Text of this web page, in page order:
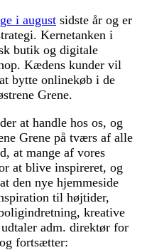
i august sidste år og er
Kernetanken i
butik og digitale
Kædens kunder vil
bytte onlinekøb i de
Grene.
at handle hos os, og
Grene på tværs af alle
at mange af vores
at blive inspireret, og
den nye hjemmeside
til højtider,
kreative
adm. direktør for
fortsætter: